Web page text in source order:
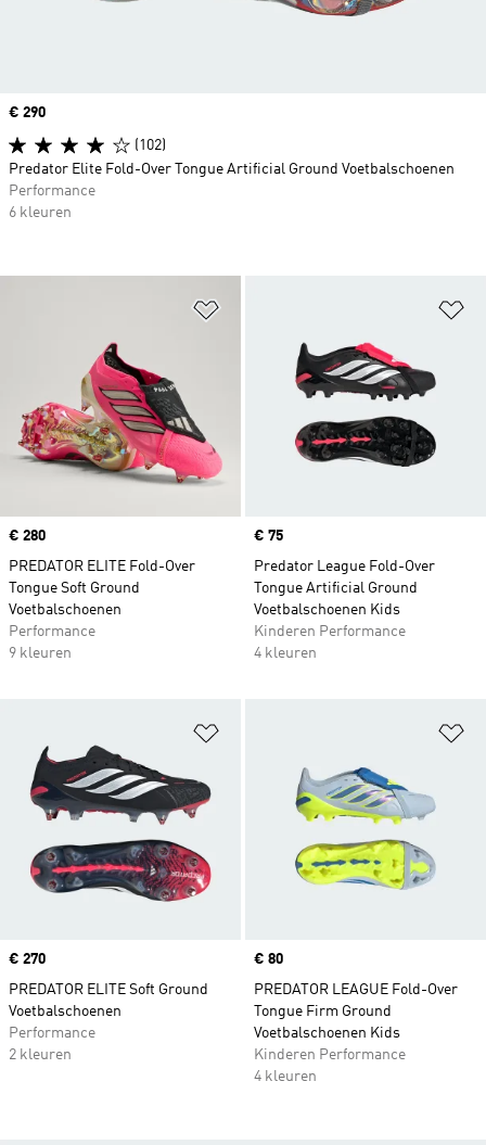
Price
€ 280
PREDATOR ELITE Fold-Over
Tongue Soft Ground
Voetbalschoenen
Performance
9 kleuren
Price
€ 75
Predator League Fold-Over
Tongue Artificial Ground
Voetbalschoenen Kids
Kinderen Performance
4 kleuren
Price
€ 270
PREDATOR ELITE Soft Ground
Voetbalschoenen
Performance
2 kleuren
Price
€ 80
PREDATOR LEAGUE Fold-Over
Tongue Firm Ground
Voetbalschoenen Kids
Kinderen Performance
4 kleuren
Price
€ 290
(102)
Predator Elite Fold-Over Tongue Artificial Ground Voetbalschoenen
Performance
6 kleuren